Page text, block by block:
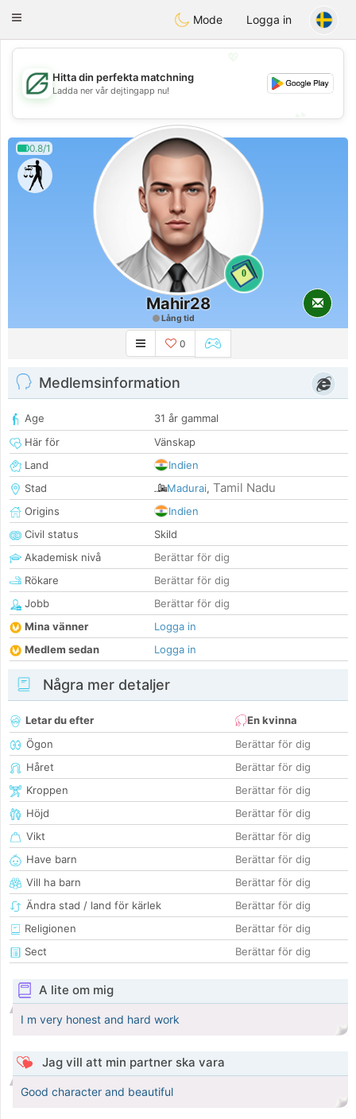
GulfDating
Toggle
Mode Logga in
💖
💕
Hitta din perfekta matchning
Ladda ner vår dejtingapp nu!
0.8/1
0
Mahir28
Lång tid
0
Medlemsinformation
Age
31 år gammal
Här för
Vänskap
Land
Indien
Stad
Madurai, Tamil Nadu
Origins
Indien
Civil status
Skild
Akademisk nivå
Berättar för dig
Rökare
Berättar för dig
Jobb
Berättar för dig
Mina vänner
Logga in
Medlem sedan
Logga in
Några mer detaljer
Letar du efter
En kvinna
Ögon
Berättar för dig
Håret
Berättar för dig
Kroppen
Berättar för dig
Höjd
Berättar för dig
Vikt
Berättar för dig
Have barn
Berättar för dig
Vill ha barn
Berättar för dig
Ändra stad / land för kärlek
Berättar för dig
Religionen
Berättar för dig
Sect
Berättar för dig
A lite om mig
I m very honest and hard work
Jag vill att min partner ska vara
Good character and beautiful